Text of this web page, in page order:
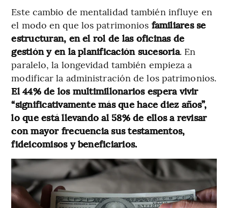
Este cambio de mentalidad también influye en
el modo en que los patrimonios familiares se
estructuran, en el rol de las oficinas de
gestión y en la planificación sucesoria. En
paralelo, la longevidad también empieza a
modificar la administración de los patrimonios.
El 44% de los multimillonarios espera vivir
“significativamente más que hace diez años”,
lo que está llevando al 58% de ellos a revisar
con mayor frecuencia sus testamentos,
fideicomisos y beneficiarios.